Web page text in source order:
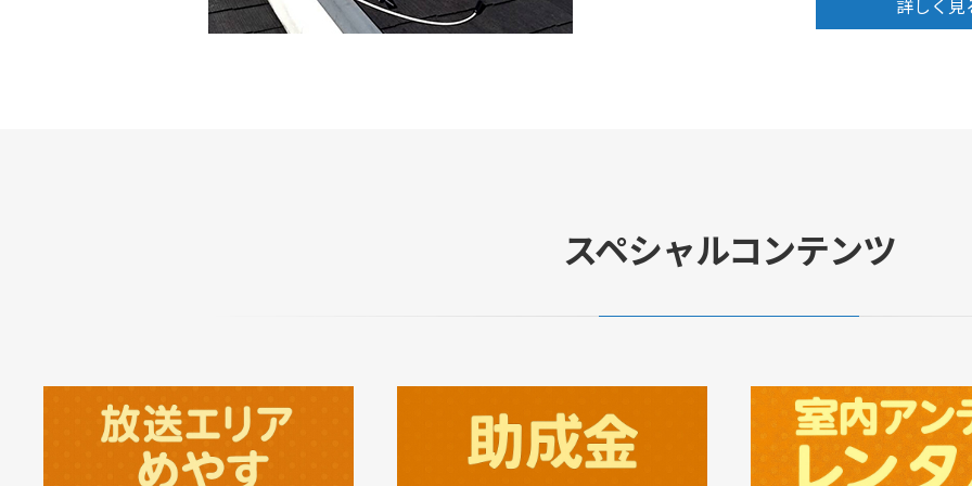
詳しく
スペシャルコンテンツ